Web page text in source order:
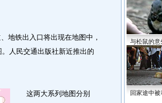
铁出入口将出现在地图中，
人民交通出版社新近推出的
这两大系列地图分别
与松鼠的意
回家途中